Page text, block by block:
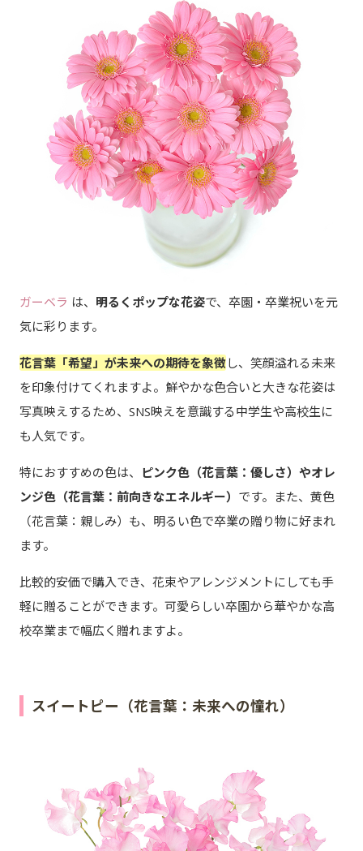
ガーベラ は、 明るくポップな花姿で、卒園・卒業祝いを元
気に彩ります。
花言葉「希望」が未来への期待を象徴し、笑顔溢れる未来
を印象付けてくれますよ。鮮やかな色合いと大きな花姿は
写真映えするため、SNS映えを意識する中学生や高校生に
も人気です。
特におすすめの色は、
ピンク色（花言葉：優しさ）やオレ
ンジ色（花言葉：前向きなエネルギー） です。また、黄色
（花言葉：親しみ）も、明るい色で卒業の贈り物に好まれ
ます。
比較的安価で購入でき、花束やアレンジメントにしても手
軽に贈ることができます。可愛らしい卒園から華やかな高
校卒業まで幅広く贈れますよ。
スイートピー（花言葉：未来への憧れ）